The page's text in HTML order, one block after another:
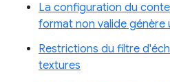
La configuration du
format non valide génère
Restrictions du filtre
textures